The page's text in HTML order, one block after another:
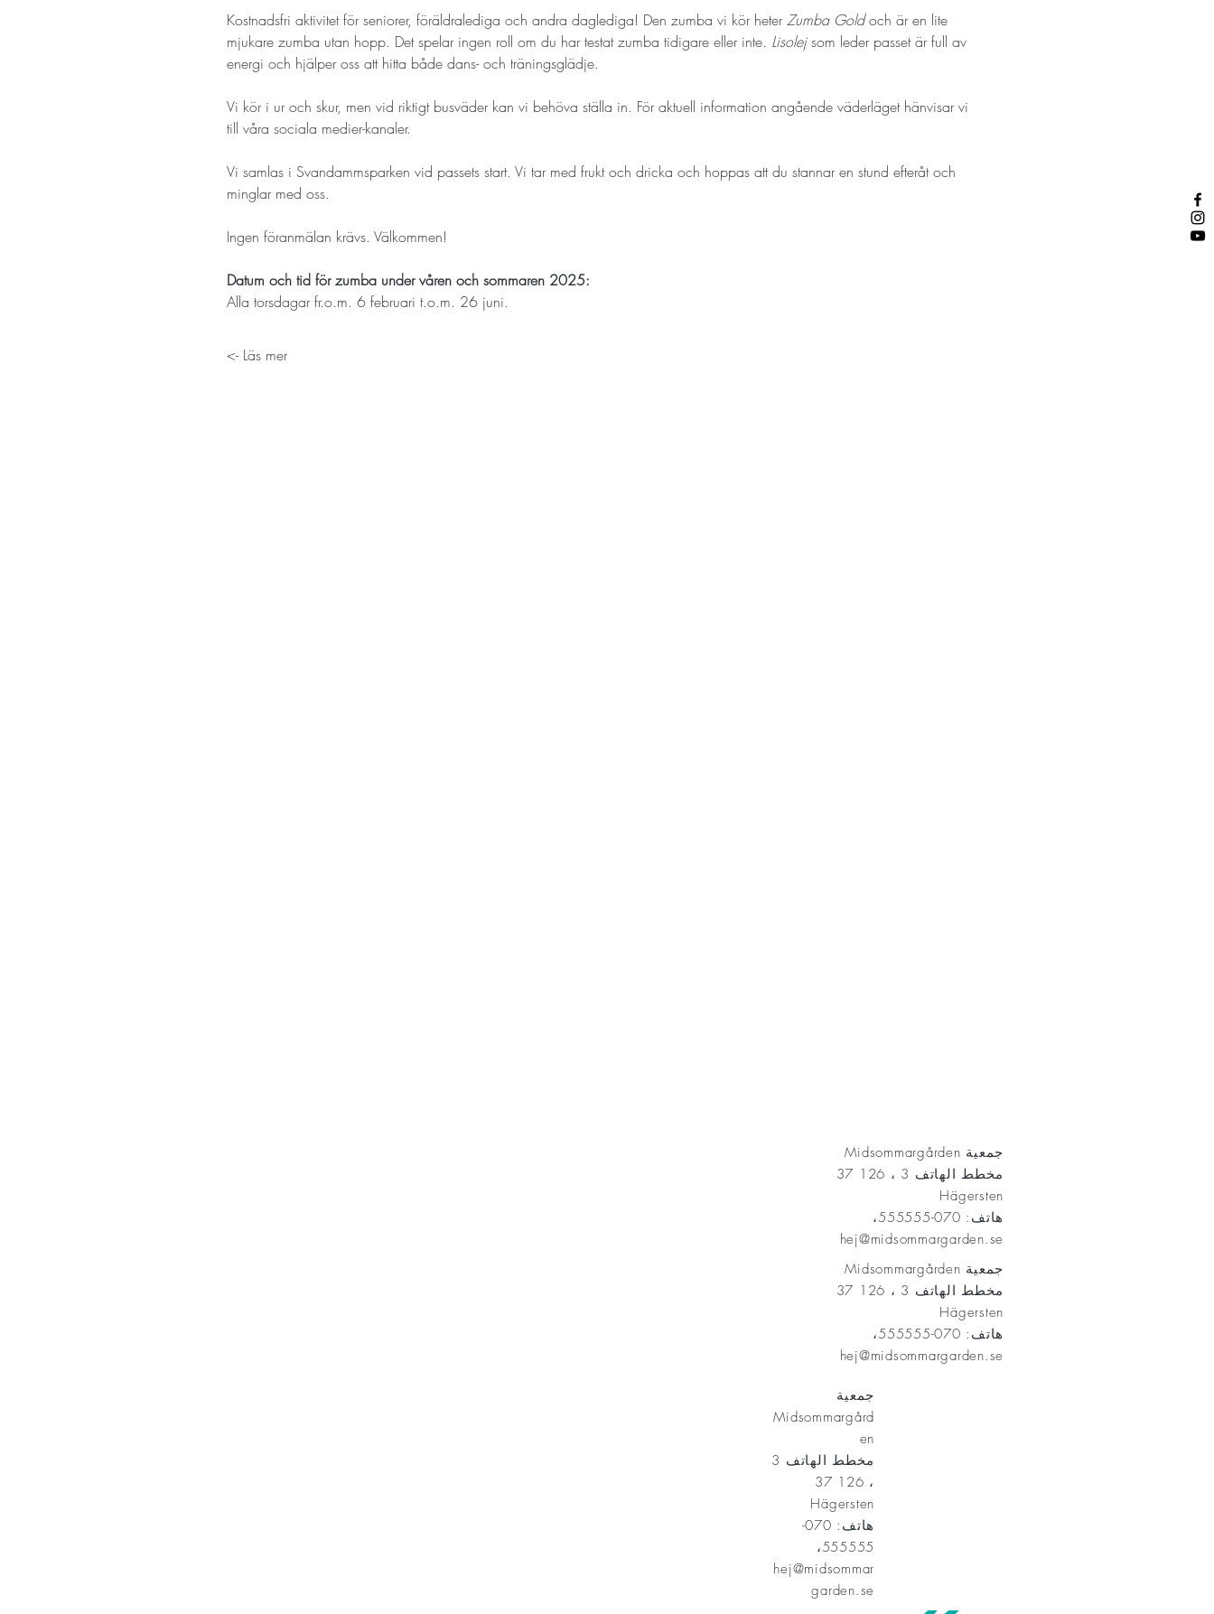
Kostnadsfri aktivitet för seniorer, föräldralediga och andra daglediga! Den zumba vi kör heter Zumba Gold och är en lite
mjukare zumba utan hopp. Det spelar ingen roll om du har testat zumba tidigare eller inte. Lisolej som leder passet är full av
energi och hjälper oss att hitta både dans- och träningsglädje.
Vi kör i ur och skur, men vid riktigt busväder kan vi behöva ställa in. För aktuell information angående väderläget hänvisar vi
till våra sociala medier-kanaler.
Vi samlas i Svandammsparken vid passets start. Vi tar med frukt och dricka och hoppas att du stannar en stund efteråt och
minglar med oss.
Ingen föranmälan krävs. Välkommen!
Datum och tid för zumba under våren och sommaren 2025:
Alla torsdagar fr.o.m. 6 februari t.o.m. 26 juni.
Läs mer ->
جمعية Midsommargården
مخطط الهاتف 3 ، 126 37
Hägersten
هاتف: 070-555555،
hej@midsommargarden.se
جمعية Midsommargården
مخطط الهاتف 3 ، 126 37
Hägersten
هاتف: 070-555555،
hej@midsommargarden.se
جمعية
Midsommargård
en
مخطط الهاتف 3
، 126 37
Hägersten
هاتف: 070-
555555،
hej@midsommar
garden.se